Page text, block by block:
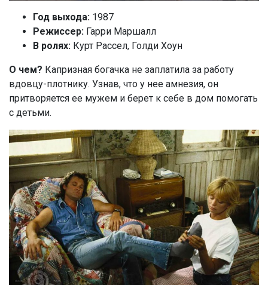
Год выхода: 1987
Режиссер: Гарри Маршалл
В ролях: Курт Рассел, Голди Хоун
О чем? Капризная богачка не заплатила за работу
вдовцу-плотнику. Узнав, что у нее амнезия, он
притворяется ее мужем и берет к себе в дом помогать
с детьми.